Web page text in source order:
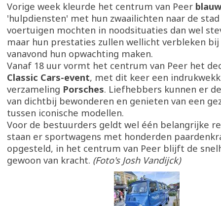
Vorige week kleurde het centrum van Peer
'hulpdiensten' met hun zwaailichten naar de
voertuigen mochten in noodsituaties dan wel
maar hun prestaties zullen wellicht verbleken
vanavond hun opwachting maken.
Vanaf 18 uur vormt het centrum van Peer het
Classic Cars-event, met dit keer een
verzameling Porsches. Liefhebbers kunnen er
van dichtbij bewonderen en genieten van een
tussen iconische modellen.
Voor de bestuurders geldt wel één belangrijke
staan er sportwagens met honderden
opgesteld, in het centrum van Peer blijft de
gewoon van kracht. (Foto's Josh Vandijck)